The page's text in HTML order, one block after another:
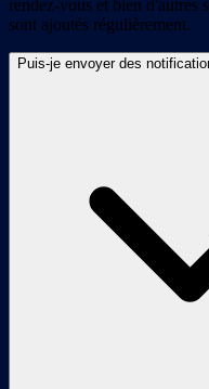
rendez-vous et bien d'autres
sont ajoutés régulièrement.
Puis-je envoyer des